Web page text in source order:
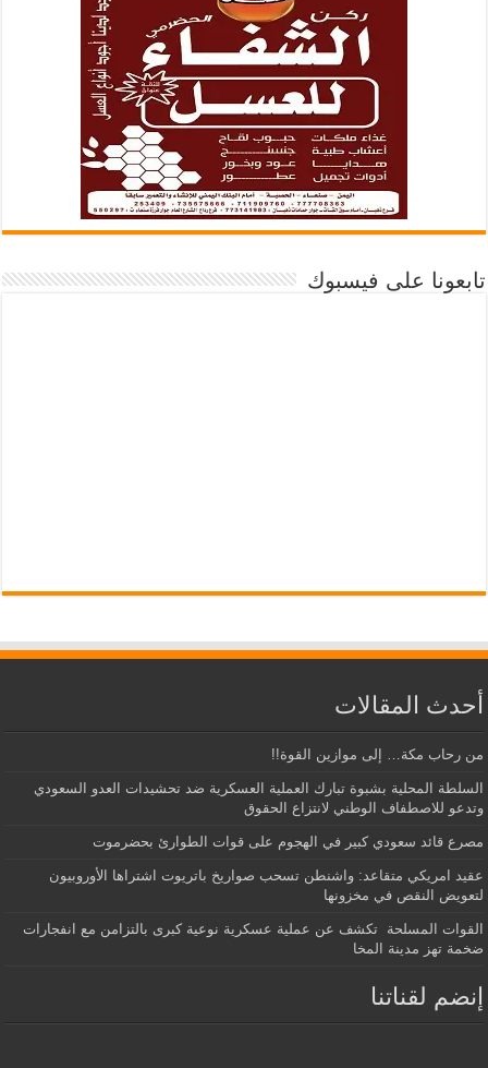
تابعونا على فيسبوك
أحدث المقالات
من رحاب مكة… إلى موازين القوة!!
السلطة المحلية بشبوة تبارك العملية العسكرية ضد تحشيدات العدو السعودي
وتدعو للاصطفاف الوطني لانتزاع الحقوق
مصرع قائد سعودي كبير في الهجوم على قوات الطوارئ بحضرموت
عقيد امريكي متقاعد: واشنطن تسحب صواريخ باتريوت اشتراها الأوروبيون
لتعويض النقص في مخزونها
القوات المسلحة تكشف عن عملية عسكرية نوعية كبرى بالتزامن مع انفجارات
ضخمة تهز مدينة المخا
إنضم لقناتنا